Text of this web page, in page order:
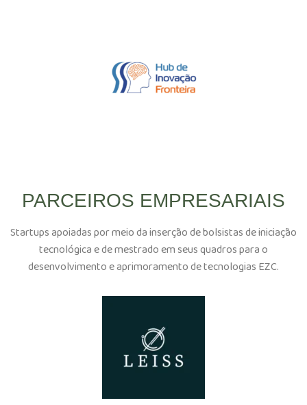
PARCEIROS EMPRESARIAIS
Startups apoiadas por meio da inserção de bolsistas de iniciação
tecnológica e de mestrado em seus quadros para o
desenvolvimento e aprimoramento de tecnologias EZC.